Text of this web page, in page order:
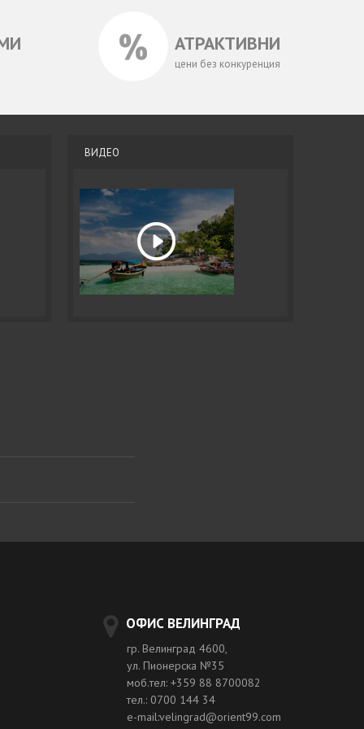
АТРАКТИВНИ
цени без конкуренция
ВИДЕО
ОФИС ВЕЛИНГРАД
гр. Велинград 4600,
ул. Пионерска №35
моб.тел: +359 88 8700082
тел.: 0700 144 34
e-mail:velingrad@orient99.com